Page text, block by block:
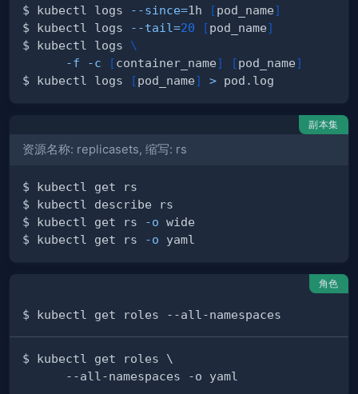
$ kubectl logs
--since=1h [pod_name]
$ kubectl logs
--tail=20 [pod_name]
$ kubectl logs \
-f
-c [container_name] [pod_name]
$ kubectl logs
[pod_name] >
副本集
资源名称: replicasets, 缩写: rs
$ kubectl get rs
-o
$ kubectl get rs
-o
角色